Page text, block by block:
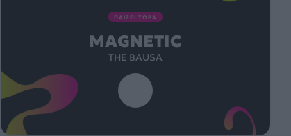
ΠΑΙΖΕΙ ΤΩΡΑ
MAGNETIC
THE BAUSA